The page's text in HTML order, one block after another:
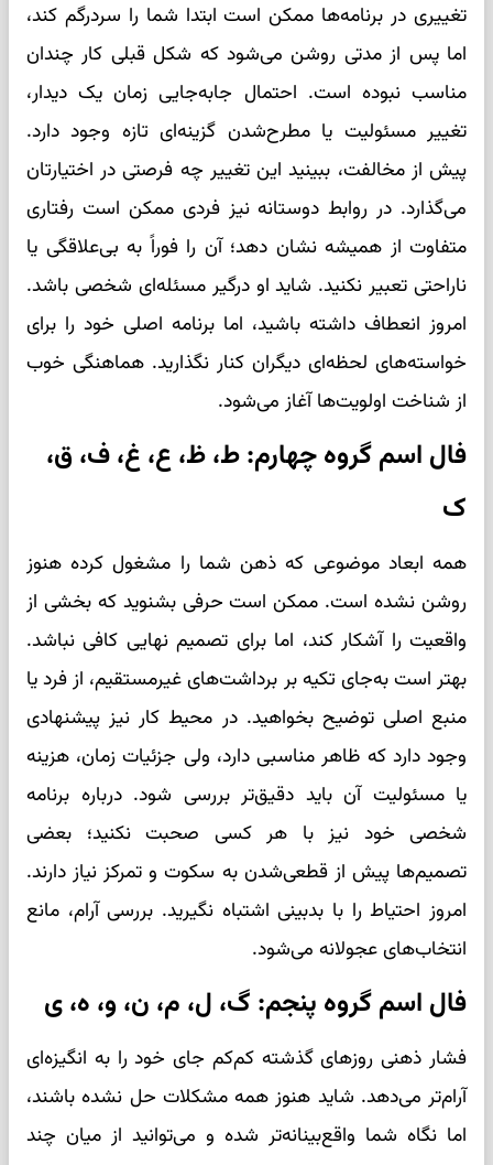
تغییری در برنامه‌ها ممکن است ابتدا شما را سردرگم کند،
اما پس از مدتی روشن می‌شود که شکل قبلی کار چندان
مناسب نبوده است. احتمال جابه‌جایی زمان یک دیدار،
تغییر مسئولیت یا مطرح‌شدن گزینه‌ای تازه وجود دارد.
پیش از مخالفت، ببینید این تغییر چه فرصتی در اختیارتان
می‌گذارد. در روابط دوستانه نیز فردی ممکن است رفتاری
متفاوت از همیشه نشان دهد؛ آن را فوراً به بی‌علاقگی یا
ناراحتی تعبیر نکنید. شاید او درگیر مسئله‌ای شخصی باشد.
امروز انعطاف داشته باشید، اما برنامه اصلی خود را برای
خواسته‌های لحظه‌ای دیگران کنار نگذارید. هماهنگی خوب
از شناخت اولویت‌ها آغاز می‌شود.
فال اسم گروه چهارم: ط، ظ، ع، غ، ف، ق،
ک
همه ابعاد موضوعی که ذهن شما را مشغول کرده هنوز
روشن نشده است. ممکن است حرفی بشنوید که بخشی از
واقعیت را آشکار کند، اما برای تصمیم نهایی کافی نباشد.
بهتر است به‌جای تکیه بر برداشت‌های غیرمستقیم، از فرد یا
منبع اصلی توضیح بخواهید. در محیط کار نیز پیشنهادی
وجود دارد که ظاهر مناسبی دارد، ولی جزئیات زمان، هزینه
یا مسئولیت آن باید دقیق‌تر بررسی شود. درباره برنامه
شخصی خود نیز با هر کسی صحبت نکنید؛ بعضی
تصمیم‌ها پیش از قطعی‌شدن به سکوت و تمرکز نیاز دارند.
امروز احتیاط را با بدبینی اشتباه نگیرید. بررسی آرام، مانع
انتخاب‌های عجولانه می‌شود.
فال اسم گروه پنجم: گ، ل، م، ن، و، ه، ی
فشار ذهنی روزهای گذشته کم‌کم جای خود را به انگیزه‌ای
آرام‌تر می‌دهد. شاید هنوز همه مشکلات حل نشده باشند،
اما نگاه شما واقع‌بینانه‌تر شده و می‌توانید از میان چند